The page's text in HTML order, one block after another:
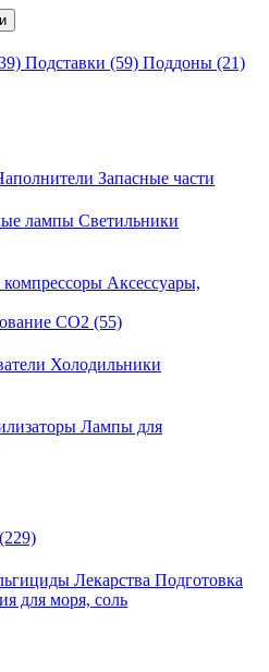
Подставки (59) Поддоны (21)
Запасные части
лампы Светильники
Аксессуары,
CO2 (55)
Холодильники
Лампы для
(229)
Лекарства Подготовка
для моря, соль